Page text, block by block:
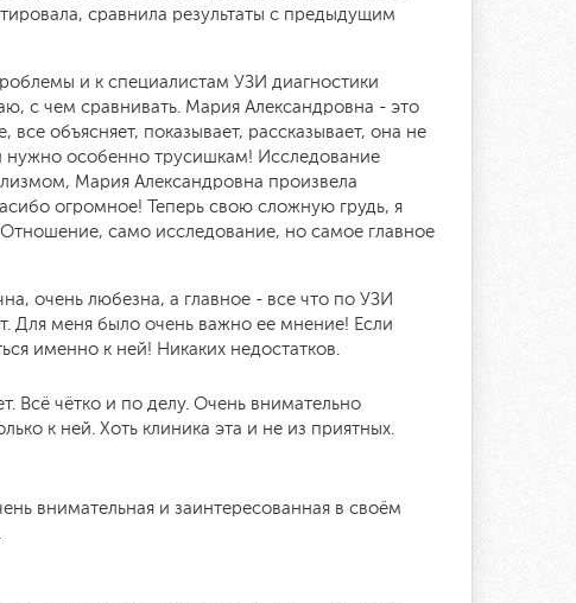
сравнила результаты с предыдущим
и к специалистам УЗИ диагностики
с чем сравнивать. Мария Александровна - это
объясняет, показывает, рассказывает, она не
нужно особенно трусишкам! Исследование
Мария Александровна произвела
огромное! Теперь свою сложную грудь, я
само исследование, но самое главное
очень любезна, а главное - все что по УЗИ
Для меня было очень важно ее мнение! Если
именно к ней! Никаких недостатков.
Всё чётко и по делу. Очень внимательно
к ней. Хоть клиника эта и не из приятных.
внимательная и заинтересованная в своём